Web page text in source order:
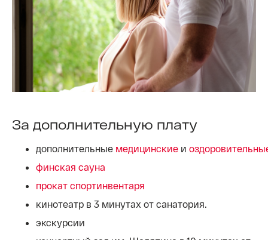
За дополнительную плату
дополнительные медицинские и
финская сауна
прокат спортинвентаря
кинотеатр в 3 минутах от санатория.
экскурсии